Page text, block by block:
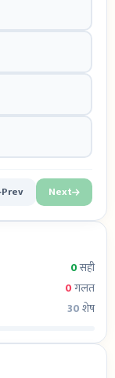
Prev Next
0सही
0गलत
30शेष